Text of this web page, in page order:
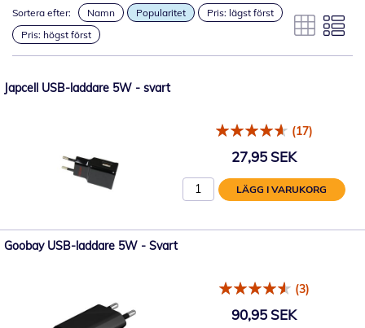
Sortera efter: Namn Popularitet
Pris: lägst först
Pris: högst först
Japcell USB-laddare 5W - svart
(17)
27,95 SEK
LÄGG I VARUKORG
Goobay USB-laddare 5W - Svart
(3)
90,95 SEK